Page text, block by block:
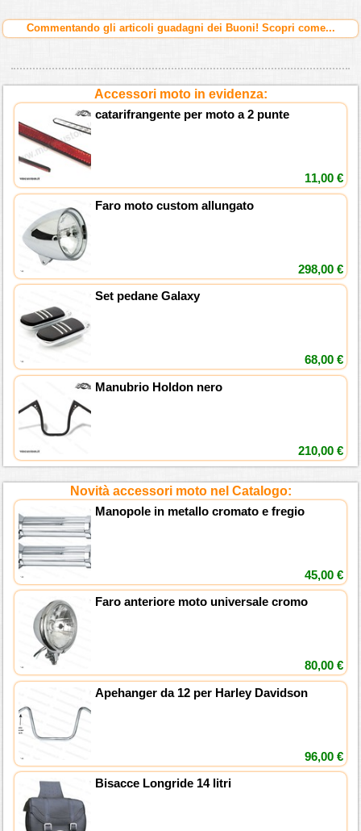
Commentando gli articoli guadagni dei Buoni! Scopri come...
Accessori moto in evidenza:
catarifrangente per moto a 2 punte
11,00 €
Faro moto custom allungato
298,00 €
Set pedane Galaxy
68,00 €
Manubrio Holdon nero
210,00 €
Novità accessori moto nel Catalogo:
Manopole in metallo cromato e fregio
45,00 €
Faro anteriore moto universale cromo
80,00 €
Apehanger da 12 per Harley Davidson
96,00 €
Bisacce Longride 14 litri